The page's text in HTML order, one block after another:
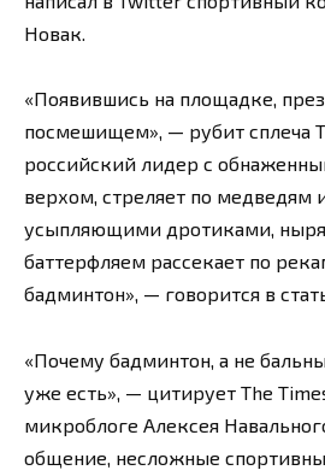
Новак.
«Появившись на площадке,
посмешищем», — рубит сплеча
российский лидер с
верхом, стреляет по медведям
усыпляющими дротиками,
баттерфляем рассекает по
бадминтон», — говорится в
«Почему бадминтон, а не
уже есть», — цитирует The
микроблоге Алексея
общение, несложные